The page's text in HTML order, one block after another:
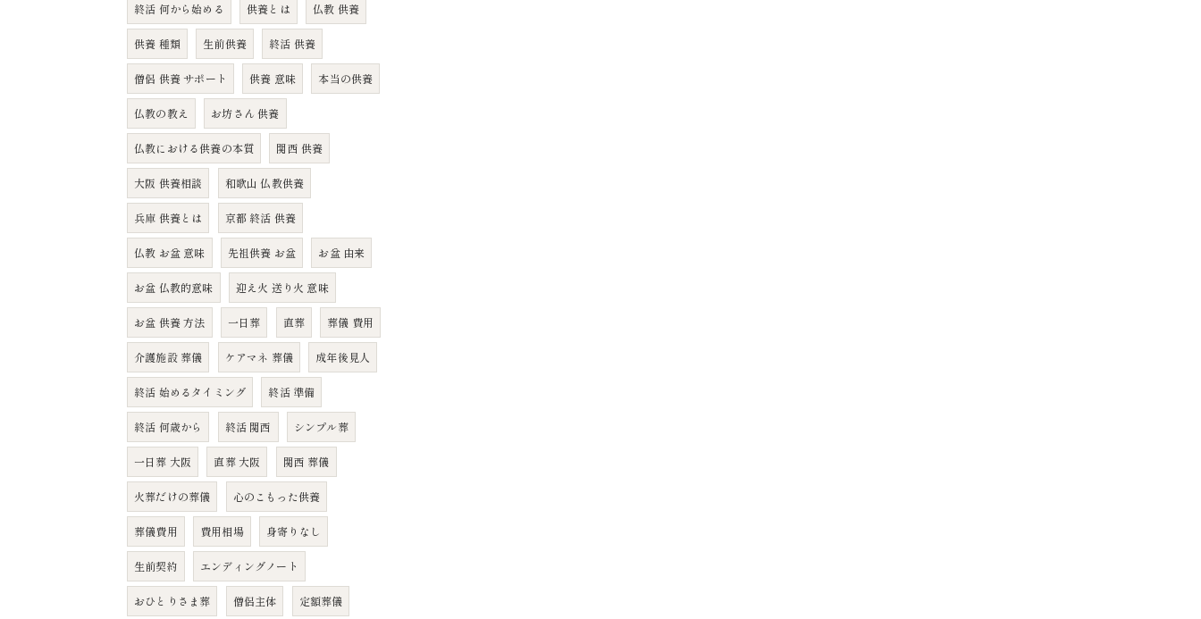
終活 何から始める 供養とは 仏教 供養
供養 種類 生前供養 終活 供養
僧侶 供養 サポート 供養 意味 本当の供養
仏教の教え お坊さん 供養
仏教における供養の本質 関西 供養
大阪 供養相談 和歌山 仏教供養
兵庫 供養とは 京都 終活 供養
仏教 お盆 意味 先祖供養 お盆 お盆 由来
お盆 仏教的意味 迎え火 送り火 意味
お盆 供養 方法 一日葬 直葬 葬儀 費用
介護施設 葬儀 ケアマネ 葬儀 成年後見人
終活 始めるタイミング 終活 準備
終活 何歳から 終活 関西 シンプル葬
一日葬 大阪 直葬 大阪 関西 葬儀
火葬だけの葬儀 心のこもった供養
葬儀費用 費用相場 身寄りなし
生前契約 エンディングノート
おひとりさま葬 僧侶主体 定額葬儀